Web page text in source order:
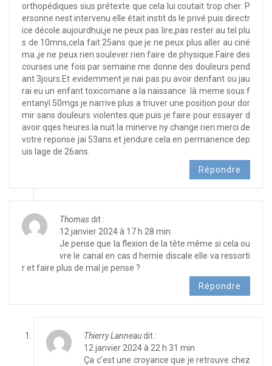
orthopédiques sius prétexte que cela lui coutait trop cher. P
ersonne nest intervenu elle était instit ds le privé puis directr
ice décole.aujourdhui,je ne peux pas lire,pas rester au tel plu
s de 10mns,cela fait 25ans que je ne peux plus aller au ciné
ma ,je ne peux rien soulever rien faire de physique.Faire des
courses une fois par semaine me donne des douleurs pend
ant 3jours.Et evidemment je nai pas pu avoir denfant ou jau
rai eu un enfant toxicomane a la naissance .là meme sous f
entanyl 50mgs je narrive plus a triuver une position pour dor
mir sans douleurs violentes.que puis je faire pour essayer d
avoir qqes heures la nuit.la minerve ny change rien.merci de
votre reponse jai 53ans et jendure cela en permanence dep
uis lage de 26ans.
Répondre
Thomasdit :
12 janvier 2024 à 17 h 28 min
Je pense que la flexion de la tête même si cela ou
vre le canal en cas d hernie discale elle va ressorti
r et faire plus de mal je pense ?
Répondre
Thierry Lanneaudit :
12 janvier 2024 à 22 h 31 min
Ça c’est une croyance que je retrouve chez